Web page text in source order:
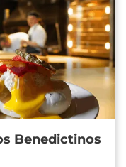
Benedictinos